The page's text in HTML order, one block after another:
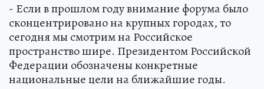
- Если в прошлом году внимание форума было
сконцентрировано на крупных городах, то
сегодня мы смотрим на Российское
пространство шире. Президентом Российской
Федерации обозначены конкретные
национальные цели на ближайшие годы.